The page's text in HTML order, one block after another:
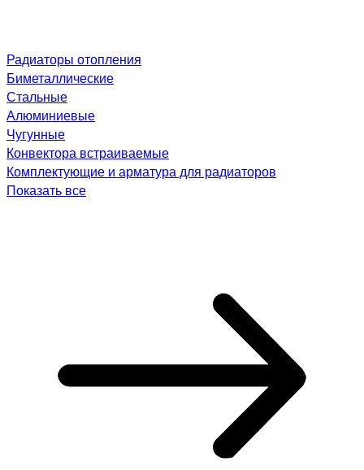
Радиаторы отопления
Биметаллические
Стальные
Алюминиевые
Чугунные
Конвектора встраиваемые
Комплектующие и арматура для радиаторов
Показать все